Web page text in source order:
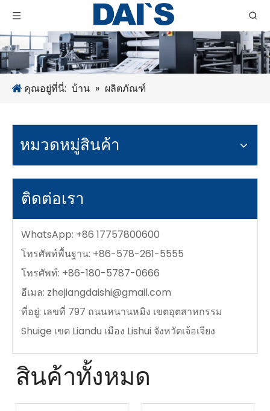
คุณอยู่ที่นี่: บ้าน » ผลิตภัณฑ์
หมวดหมู่สินค้า
ติดต่อเรา
WhatsApp: +86 17757800600
โทรศัพท์พื้นฐาน: +86-578-261-5555
โทรศัพท์: +86-180-5787-0666
อีเมล: zhejiangdaishi@gmail.com
ที่อยู่: เลขที่ 797 ถนนหนานหมิง เขตอุตสาหกรรม
Shuige เขต Liandu เมือง Lishui จังหวัดเจ้อเจียง
สินค้าทั้งหมด